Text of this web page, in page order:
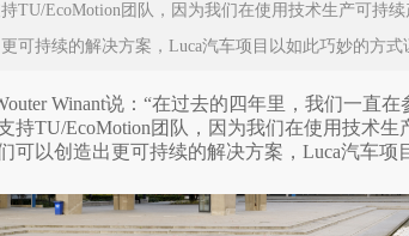
TU/EcoMotion团队，因为我们在使用技术生产可持
可持续的解决方案，Luca汽车项目以如此巧妙的方式
Winant说：“在过去的四年里，我们一直
持TU/EcoMotion团队，因为我们在使用技术
可以创造出更可持续的解决方案，Luca汽车项